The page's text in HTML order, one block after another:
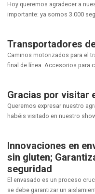
Hoy queremos agradecer a
importante: ya somos 3.000
Transportadores
Caminos motorizados para el
final de línea. Accesorios para
Gracias por visitar
Queremos expresar nuestro
habéis visitado en nuestro
Innovaciones en
sin gluten;
seguridad
El envasado es un proceso
se debe garantizar un